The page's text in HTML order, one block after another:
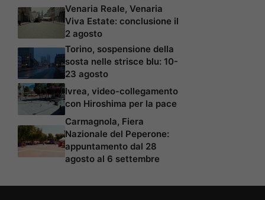
Venaria Reale, Venaria
Viva Estate: conclusione il
2 agosto
Torino, sospensione della
sosta nelle strisce blu: 10-
23 agosto
Ivrea, video-collegamento
con Hiroshima per la pace
Carmagnola, Fiera
Nazionale del Peperone:
appuntamento dal 28
agosto al 6 settembre